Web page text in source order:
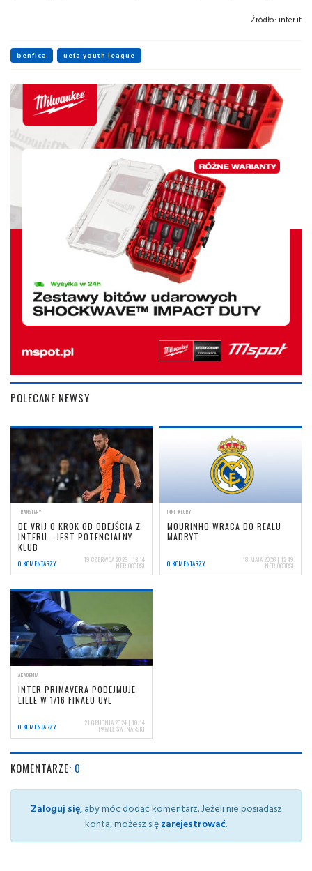
Źródło: inter.it
benfica uefa youth league
POLECANE NEWSY
TRANSFERY
DE VRIJ O KROK OD ODEJŚCIA Z
INTERU - JEST POTENCJALNY
KLUB
0 KOMENTARZY 19 CZERWCA 2026 | 13:14
NERIOCORSI
INNE KLUBY
MOURINHO WRACA DO REALU
MADRYT
0 KOMENTARZY 18 MAJA 2026 | 12:49
NERIOCORSI
AKADEMIA
INTER PRIMAVERA PODEJMUJE
LILLE W 1/16 FINAŁU UYL
0 KOMENTARZY 21 GRUDNIA 2024 | 10:14
PAWEŁ ŚWINARSKI
KOMENTARZE: 0
Zaloguj się, aby móc dodać komentarz. Jeżeli nie posiadasz
konta, możesz sięzarejestrować.